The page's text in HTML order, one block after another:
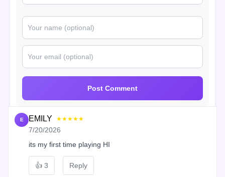
Post Comment
E EMILY ★★★★★
7/20/2026
its my first time playing HI
👍 3 Reply